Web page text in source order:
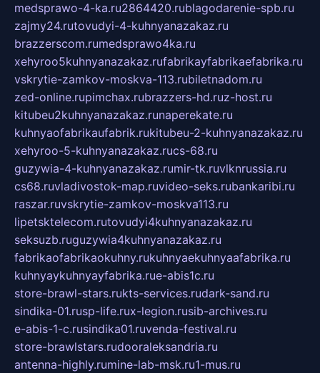
medsprawo-4-ka.ru2864420.rublagodarenie-spb.ru
zajmy24.rutovudyi-4-kuhnyanazakaz.ru
brazzerscom.rumedsprawo4ka.ru
xehyroo5kuhnyanazakaz.rufabrikayfabrikaefabrika.ru
vskrytie-zamkov-moskva-113.rubiletnadom.ru
zed-online.rupimchax.rubrazzers-hd.ruz-host.ru
kitubeu2kuhnyanazakaz.runaperekate.ru
kuhnyaofabrikaufabrik.rukitubeu-2-kuhnyanazakaz.ru
xehyroo-5-kuhnyanazakaz.rucs-68.ru
guzywia-4-kuhnyanazakaz.rumir-tk.ruvlknrussia.ru
cs68.ruvladivostok-map.ruvideo-seks.rubankaribi.ru
raszar.ruvskrytie-zamkov-moskva113.ru
lipetsktelecom.rutovudyi4kuhnyanazakaz.ru
seksuzb.ruguzywia4kuhnyanazakaz.ru
fabrikaofabrikaokuhny.rukuhnyaekuhnyaafabrika.ru
kuhnyaykuhnyayfabrika.rue-abis1c.ru
store-brawl-stars.rukts-services.rudark-sand.ru
sindika-01.rusp-life.rux-legion.rusib-archives.ru
e-abis-1-c.rusindika01.ruvenda-festival.ru
store-brawlstars.rudooraleksandria.ru
antenna-highly.rumine-lab-msk.ru1-mus.ru